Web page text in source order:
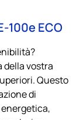
100e ECO
della vostra
Questo
di